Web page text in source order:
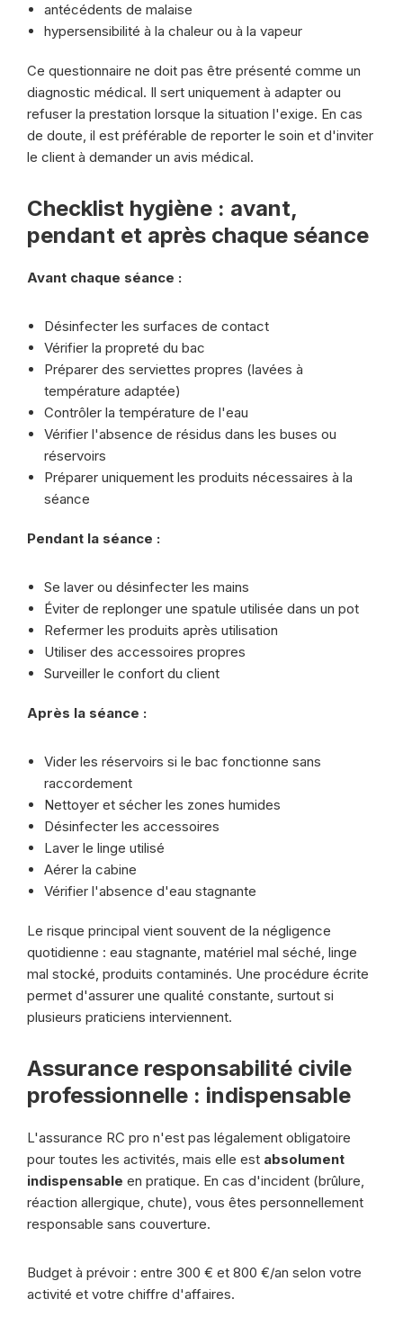
antécédents de malaise
hypersensibilité à la chaleur ou à la vapeur
Ce questionnaire ne doit pas être présenté comme un
diagnostic médical. Il sert uniquement à adapter ou
refuser la prestation lorsque la situation l'exige. En cas
de doute, il est préférable de reporter le soin et d'inviter
le client à demander un avis médical.
Checklist hygiène : avant,
pendant et après chaque séance
Avant chaque séance :
Désinfecter les surfaces de contact
Vérifier la propreté du bac
Préparer des serviettes propres (lavées à
température adaptée)
Contrôler la température de l'eau
Vérifier l'absence de résidus dans les buses ou
réservoirs
Préparer uniquement les produits nécessaires à la
séance
Pendant la séance :
Se laver ou désinfecter les mains
Éviter de replonger une spatule utilisée dans un pot
Refermer les produits après utilisation
Utiliser des accessoires propres
Surveiller le confort du client
Après la séance :
Vider les réservoirs si le bac fonctionne sans
raccordement
Nettoyer et sécher les zones humides
Désinfecter les accessoires
Laver le linge utilisé
Aérer la cabine
Vérifier l'absence d'eau stagnante
Le risque principal vient souvent de la négligence
quotidienne : eau stagnante, matériel mal séché, linge
mal stocké, produits contaminés. Une procédure écrite
permet d'assurer une qualité constante, surtout si
plusieurs praticiens interviennent.
Assurance responsabilité civile
professionnelle : indispensable
L'assurance RC pro n'est pas légalement obligatoire
pour toutes les activités, mais elle est absolument
indispensable en pratique. En cas d'incident (brûlure,
réaction allergique, chute), vous êtes personnellement
responsable sans couverture.
Budget à prévoir : entre 300 € et 800 €/an selon votre
activité et votre chiffre d'affaires.